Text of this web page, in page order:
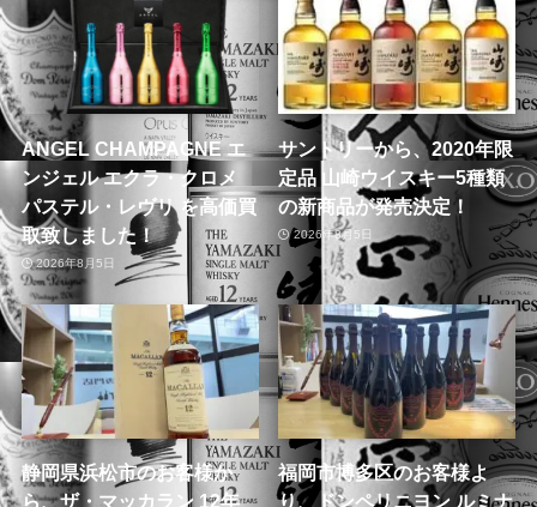
ANGEL CHAMPAGNE エ
ンジェル エクラ・クロメ
パステル・レヴリ を高価買
取致しました！
2026年8月5日
サントリーから、2020年限
定品 山崎ウイスキー5種類
の新商品が発売決定！
2026年8月5日
静岡県浜松市のお客様か
ら、ザ・マッカラン 12年
福岡市博多区のお客様よ
り、ドンペリニヨン ルミナ